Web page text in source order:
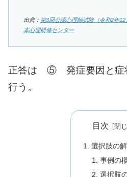
出典： 第3回公認心理師試験（令和2年
本心理研修センター
正答は ⑤ 発症要因と症
行う。
目次
選択肢の
事例の
選択肢